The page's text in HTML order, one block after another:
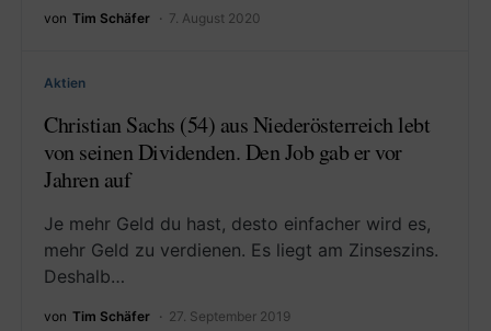
von Tim Schäfer 7. August 2020
Aktien
Christian Sachs (54) aus Niederösterreich lebt
von seinen Dividenden. Den Job gab er vor
Jahren auf
Je mehr Geld du hast, desto einfacher wird es,
mehr Geld zu verdienen. Es liegt am Zinseszins.
Deshalb…
von Tim Schäfer 27. September 2019